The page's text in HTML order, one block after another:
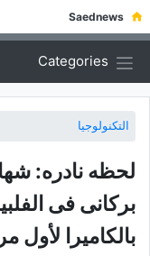
Saednews
Categories
التكنولوجيا
لحظه نادره:
برکانی فی
بالکامیرا لأول